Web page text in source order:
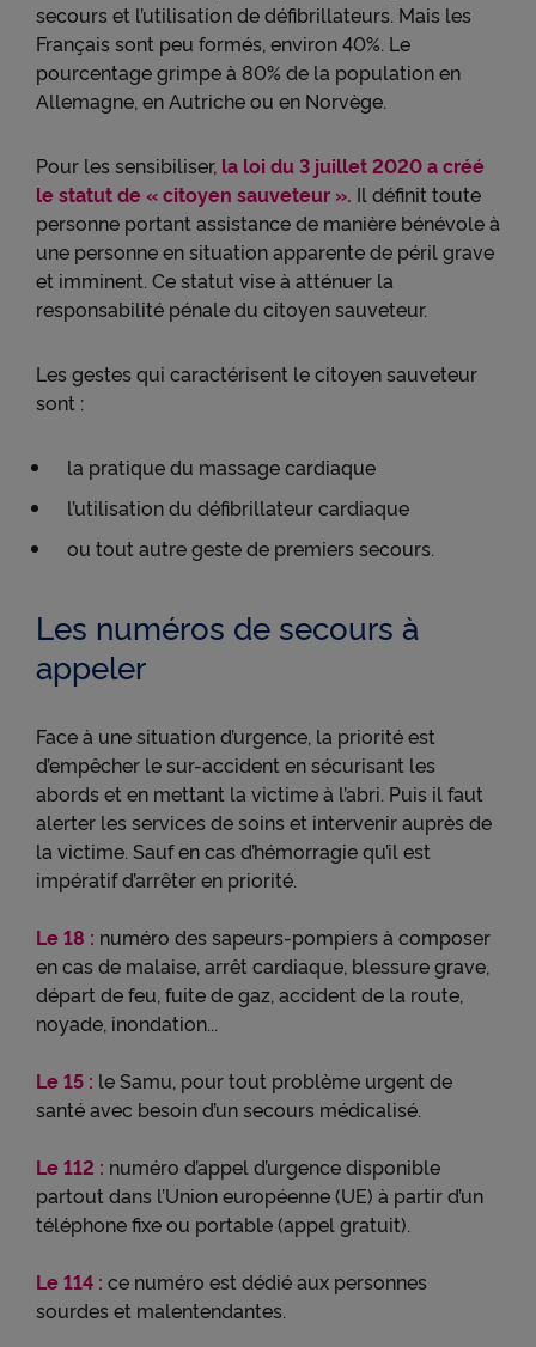
secours et l’utilisation de défibrillateurs. Mais les
Français sont peu formés, environ 40%. Le
pourcentage grimpe à 80% de la population en
Allemagne, en Autriche ou en Norvège.
Pour les sensibiliser, la loi du 3 juillet 2020 a créé
le statut de « citoyen sauveteur ». Il définit toute
personne portant assistance de manière bénévole à
une personne en situation apparente de péril grave
et imminent. Ce statut vise à atténuer la
responsabilité pénale du citoyen sauveteur.
Les gestes qui caractérisent le citoyen sauveteur
sont :
la pratique du massage cardiaque
l’utilisation du défibrillateur cardiaque
ou tout autre geste de premiers secours.
Les numéros de secours à
appeler
Face à une situation d’urgence, la priorité est
d’empêcher le sur-accident en sécurisant les
abords et en mettant la victime à l’abri. Puis il faut
alerter les services de soins et intervenir auprès de
la victime. Sauf en cas d’hémorragie qu’il est
impératif d’arrêter en priorité.
Le 18 : numéro des sapeurs-pompiers à composer
en cas de malaise, arrêt cardiaque, blessure grave,
départ de feu, fuite de gaz, accident de la route,
noyade, inondation...
Le 15 : le Samu, pour tout problème urgent de
santé avec besoin d’un secours médicalisé.
Le 112 : numéro d’appel d’urgence disponible
partout dans l’Union européenne (UE) à partir d’un
téléphone fixe ou portable (appel gratuit).
Le 114 : ce numéro est dédié aux personnes
sourdes et malentendantes.